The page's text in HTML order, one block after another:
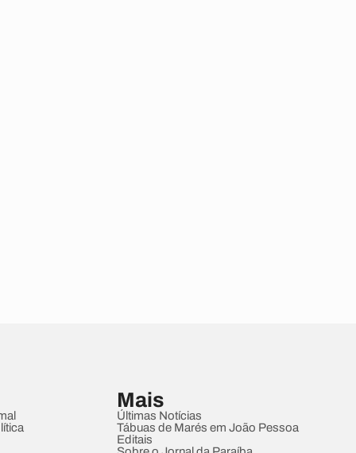
Mais
Últimas Notícias
Tábuas de Marés em João Pessoa
Editais